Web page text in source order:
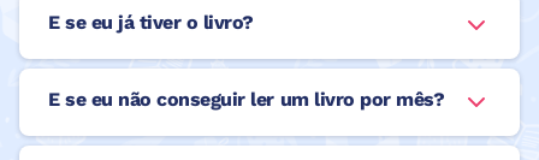
E se eu já tiver o livro?
E se eu não conseguir ler um livro por mês?